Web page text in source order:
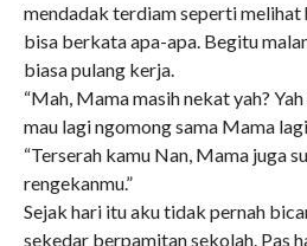
mendadak terdiam seperti melihat
bisa berkata apa-apa. Begitu
biasa pulang kerja.
“Mah, Mama masih nekat yah?
mau lagi ngomong sama Mama
“Terserah kamu Nan, Mama juga
rengekanmu.”
Sejak hari itu aku tidak pernah
sekedar berpamitan sekolah. Pas